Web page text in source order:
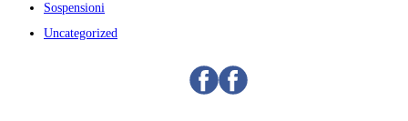
Sospensioni
Uncategorized